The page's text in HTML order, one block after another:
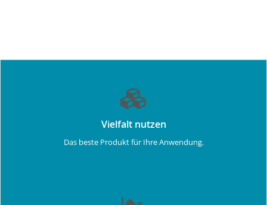
Vielfalt nutzen
Das beste Produkt für Ihre Anwendung.